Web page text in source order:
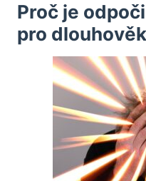
Proč je
pro